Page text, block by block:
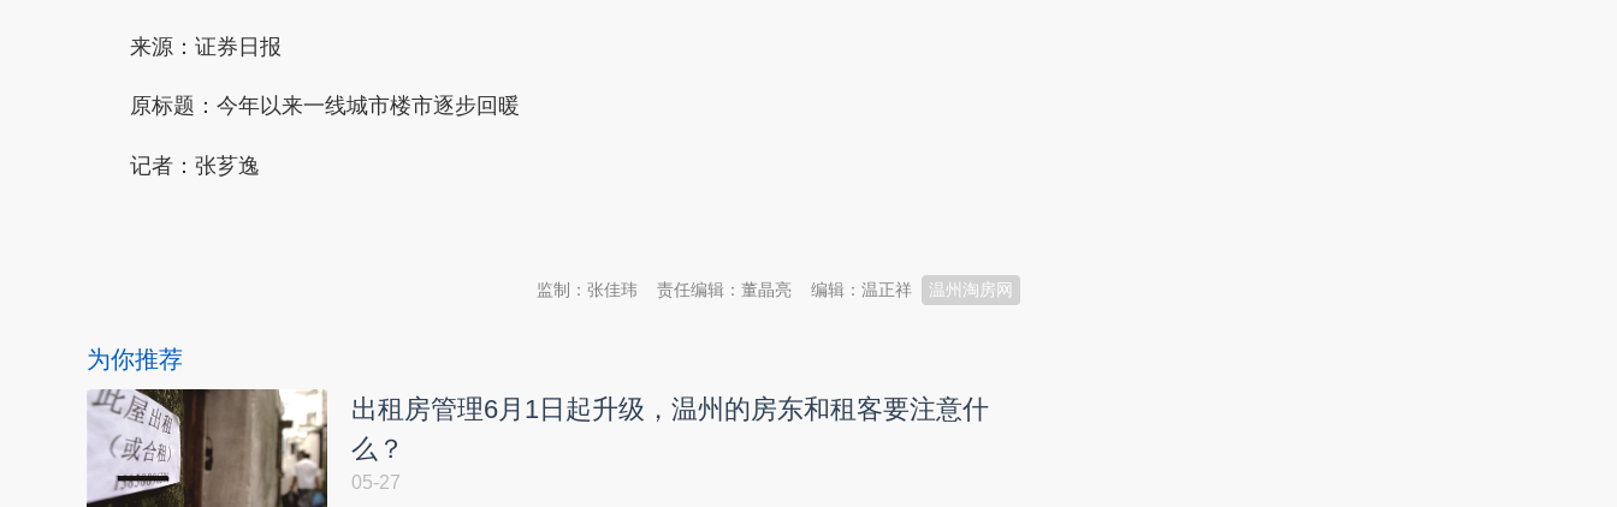
来源：证券日报
原标题：今年以来一线城市楼市逐步回暖
记者：张芗逸
温州淘房网
编辑：温正祥
责任编辑：董晶亮
监制：张佳玮
为你推荐
出租房管理6月1日起升级，温州的房东和租客要注意什
么？
05-27